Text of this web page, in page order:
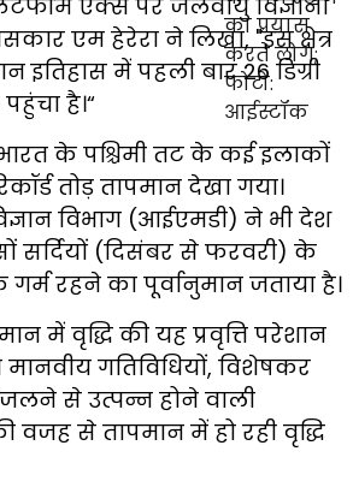
एक्स पर जलवायु विज्ञानी
एम हेरेरा ने लिखा, "इस क्षेत्र
इतिहास में पहली बार 26 डिग्री
है।“
के पश्चिमी तट के कई इलाकों
तोड़ तापमान देखा गया।
विभाग (आईएमडी) ने भी देश
सर्दियों (दिसंबर से फरवरी) के
रहने का पूर्वानुमान जताया है।
में वृद्धि की यह प्रवृत्ति परेशान
गतिविधियों, विशेषकर
से उत्पन्न होने वाली
वजह से तापमान में हो रही वृद्धि